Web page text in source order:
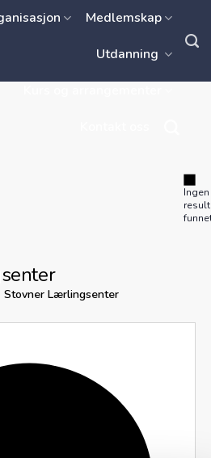
Medlemskap
Utdanning
Ingen
Stovner Lærlingsenter